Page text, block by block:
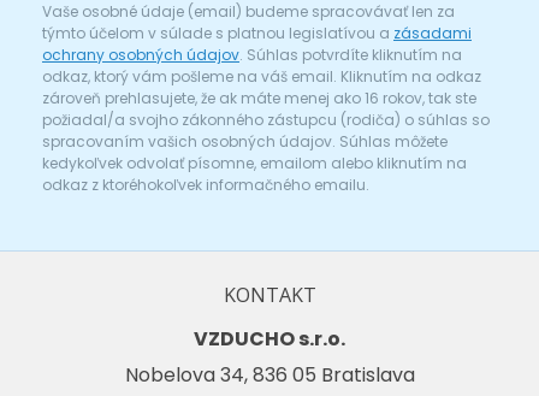
Vaše osobné údaje (email) budeme spracovávať len za
týmto účelom v súlade s platnou legislatívou a zásadami
ochrany osobných údajov. Súhlas potvrdíte kliknutím na
odkaz, ktorý vám pošleme na váš email. Kliknutím na odkaz
zároveň prehlasujete, že ak máte menej ako 16 rokov, tak ste
požiadal/a svojho zákonného zástupcu (rodiča) o súhlas so
spracovaním vašich osobných údajov. Súhlas môžete
kedykoľvek odvolať písomne, emailom alebo kliknutím na
odkaz z ktoréhokoľvek informačného emailu.
KONTAKT
VZDUCHO s.r.o.
Nobelova 34, 836 05 Bratislava